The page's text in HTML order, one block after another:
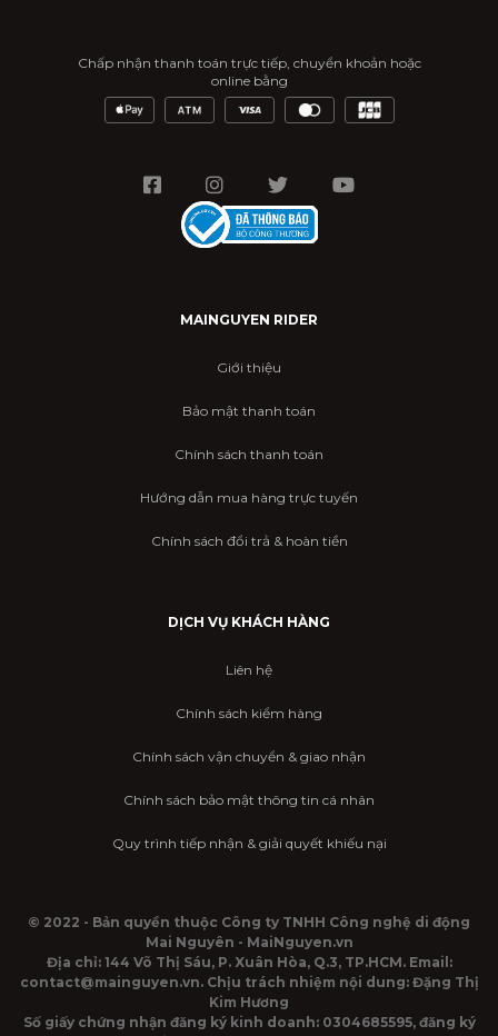
MAINGUYEN RIDER
Giới thiệu
Bảo mật thanh toán
Chính sách thanh toán
Hướng dẫn mua hàng trực tuyến
Chính sách đổi trả & hoàn tiền
DỊCH VỤ KHÁCH HÀNG
Liên hệ
Chính sách kiểm hàng
Chính sách vận chuyển & giao nhận
Chính sách bảo mật thông tin cá nhân
Quy trình tiếp nhận & giải quyết khiếu nại
Chấp nhận thanh toán trực tiếp, chuyển khoản hoặc
online bằng
© 2022 - Bản quyền thuộc Công ty TNHH Công nghệ di động
Mai Nguyên - MaiNguyen.vn
Địa chỉ: 144 Võ Thị Sáu, P. Xuân Hòa, Q.3, TP.HCM. Email:
contact@mainguyen.vn. Chịu trách nhiệm nội dung: Đặng Thị
Kim Hương
Số giấy chứng nhận đăng ký kinh doanh: 0304685595, đăng ký